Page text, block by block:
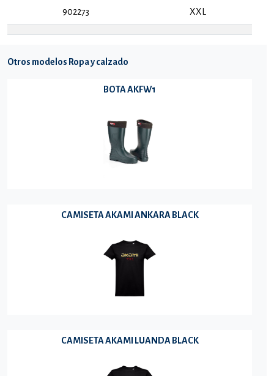
902273 XXL
Otros modelos Ropa y calzado
BOTA AKFW1
CAMISETA AKAMI ANKARA BLACK
CAMISETA AKAMI LUANDA BLACK